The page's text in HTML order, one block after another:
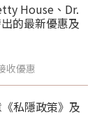
House、Dr.
的最新優惠及
私隱政策》及